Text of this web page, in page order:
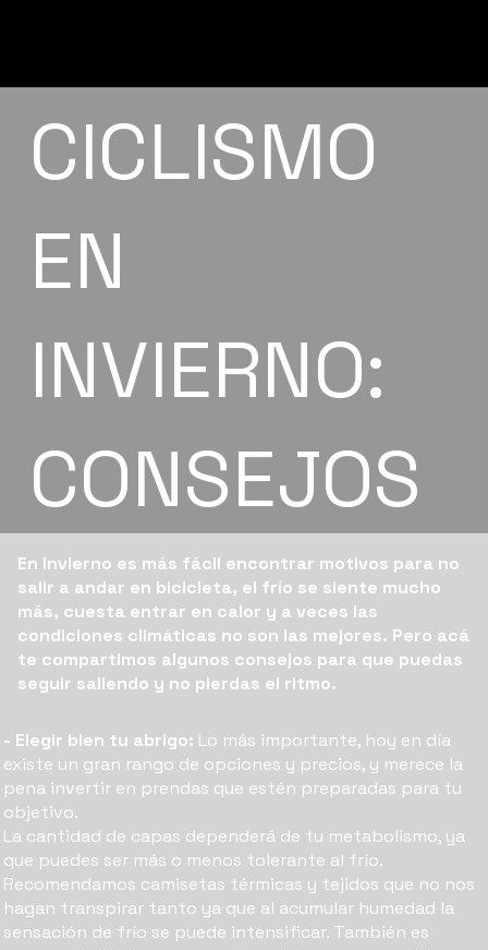
CICLISMO
EN
INVIERNO:
CONSEJOS
- Elegir bien tu abrigo: Lo más importante, hoy en día
existe un gran rango de opciones y precios, y merece la
pena invertir en prendas que estén preparadas para tu
objetivo.
La cantidad de capas dependerá de tu metabolismo, ya
que puedes ser más o menos tolerante al frío.
Recomendamos camisetas térmicas y tejidos que no nos
hagan transpirar tanto ya que al acumular humedad la
sensación de frío se puede intensificar. También es
En invierno es más fácil encontrar motivos para no
salir a andar en bicicleta, el frío se siente mucho
más, cuesta entrar en calor y a veces las
condiciones climáticas no son las mejores. Pero acá
te compartimos algunos consejos para que puedas
seguir saliendo y no pierdas el ritmo.